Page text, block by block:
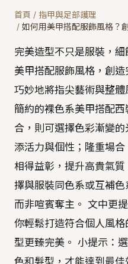
首頁 / 指甲與足部護理
/ 如何用美甲搭配服飾風格？
完美造型不只是服裝，
美甲搭配服飾風格，創
巧妙地將指尖藝術與整體
簡約的裸色系美甲搭配
合，則可選擇色彩漸變
添活力與個性；隆重場
相得益彰，提升高貴氣
擇與服裝同色系或互補色
而非喧賓奪主。 文中更
你輕鬆打造符合個人風
型更臻完美。 小提示：
色和髮型，才能達到最佳